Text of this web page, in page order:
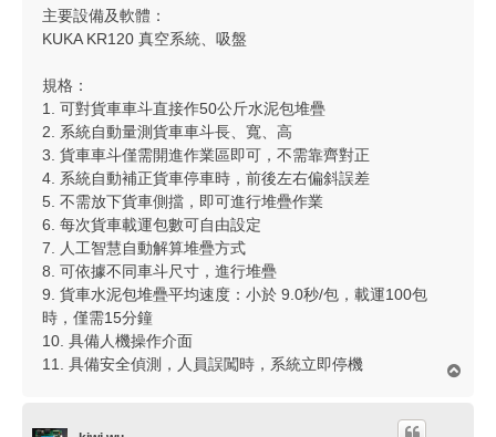
主要設備及軟體：
KUKA KR120 真空系統、吸盤
規格：
1. 可對貨車車斗直接作50公斤水泥包堆疊
2. 系統自動量測貨車車斗長、寬、高
3. 貨車車斗僅需開進作業區即可，不需靠齊對正
4. 系統自動補正貨車停車時，前後左右偏斜誤差
5. 不需放下貨車側擋，即可進行堆疊作業
6. 每次貨車載運包數可自由設定
7. 人工智慧自動解算堆疊方式
8. 可依據不同車斗尺寸，進行堆疊
9. 貨車水泥包堆疊平均速度：小於 9.0秒/包，載運100包
時，僅需15分鐘
10. 具備人機操作介面
11. 具備安全偵測，人員誤闖時，系統立即停機